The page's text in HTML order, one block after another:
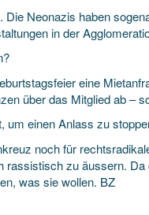
Neonazis haben
in der
eine
über das Mitglied ab –
um einen Anlass zu
noch für
zu äussern.
was sie wollen. BZ